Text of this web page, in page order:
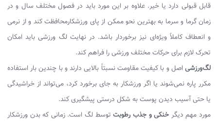
قابل قبولی دارد یا خیر. علاوه بر این مورد باید در فصول مختلف سال و در
زمان گرما و سرما به بهترین نحو ممکن از پای ورزشکارمحافظت کند و از نرمی
و انعطاف کاملاً ویژه‌ای نیز برخوردار باشد. در نهایت لگ ورزشی باید امکان
تحرک لازم برای حرکات مختلف ورزشی را فراهم کند.
لگ‌ورزشی اصل و با کیفیت مقاومت نسبتاً بالایی دارند و با چندین بار استفاده
مکرر پاره نمی‌شوند یا اگر ورزشکار به جای برخورد کرد، می‌تواند از خراشیدگی
یا حتی آسیب دیدن پوست به شکل درستی پیشگیری کند.
مورد مهم دیگر خنکی و جذب رطوبتتوسط لگ است. زمانی که بدن ورزشکار